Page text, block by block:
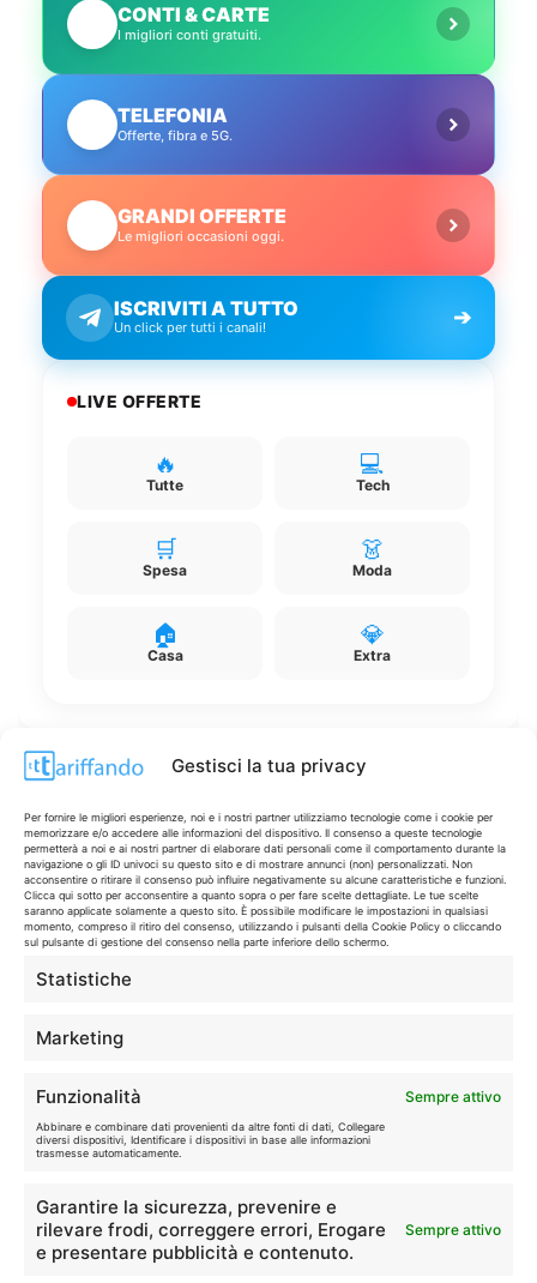
Gestisci la tua privacy
Per fornire le migliori esperienze, noi e i nostri partner utilizziamo tecnologie come i cookie per
memorizzare e/o accedere alle informazioni del dispositivo. Il consenso a queste tecnologie
permetterà a noi e ai nostri partner di elaborare dati personali come il comportamento durante la
navigazione o gli ID univoci su questo sito e di mostrare annunci (non) personalizzati. Non
acconsentire o ritirare il consenso può influire negativamente su alcune caratteristiche e funzioni.
Clicca qui sotto per acconsentire a quanto sopra o per fare scelte dettagliate. Le tue scelte
saranno applicate solamente a questo sito. È possibile modificare le impostazioni in qualsiasi
momento, compreso il ritiro del consenso, utilizzando i pulsanti della Cookie Policy o cliccando
sul pulsante di gestione del consenso nella parte inferiore dello schermo.
Statistiche
Marketing
Funzionalità Sempre attivo
Abbinare e combinare dati provenienti da altre fonti di dati, Collegare
diversi dispositivi, Identificare i dispositivi in base alle informazioni
trasmesse automaticamente.
Garantire la sicurezza, prevenire e
rilevare frodi, correggere errori, Erogare
e presentare pubblicità e contenuto.
Sempre attivo
CONTI & CARTE
I migliori conti gratuiti.
TELEFONIA
Offerte, fibra e 5G.
GRANDI OFFERTE
Le migliori occasioni oggi.
ISCRIVITI A TUTTO
Un click per tutti i canali! ➔
LIVE OFFERTE
🔥
Tutte
💻
Tech
🛒
Spesa
👗
Moda
🏠
Casa
💎
Extra
Disclaimer
I marchi citati appartengono ai rispettivi proprietari. Le offerte
segnalate possono subire variazioni: verifica sempre le condizioni
sui siti ufficiali.
guadagno dagli acquisti idonei.
Note Legali|Cookie Policy